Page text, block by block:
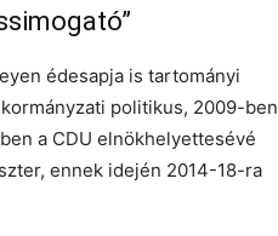
édesapja is tartományi
politikus, 2009-ben
a CDU elnökhelyettesévé
ennek idején 2014-18-ra